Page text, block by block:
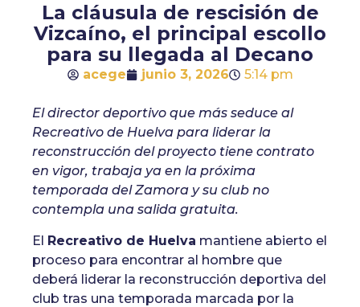
La cláusula de rescisión de
Vizcaíno, el principal escollo
para su llegada al Decano
acege junio 3, 2026 5:14 pm
El director deportivo que más seduce al
Recreativo de Huelva para liderar la
reconstrucción del proyecto tiene contrato
en vigor, trabaja ya en la próxima
temporada del Zamora y su club no
contempla una salida gratuita.
El Recreativo de Huelva mantiene abierto el
proceso para encontrar al hombre que
deberá liderar la reconstrucción deportiva del
club tras una temporada marcada por la